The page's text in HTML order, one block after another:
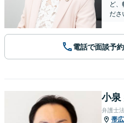
ど
ださ
電話で面談予約
小泉
弁護士
帯